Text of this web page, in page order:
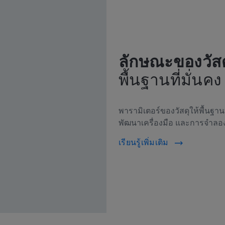
ลักษณะของวั
พื้นฐานที่มั่นคง
พารามิเตอร์ของวัสดุให้พื้นฐา
พัฒนาเครื่องมือ และการจำลอ
เรียนรู้เพิ่มเติม